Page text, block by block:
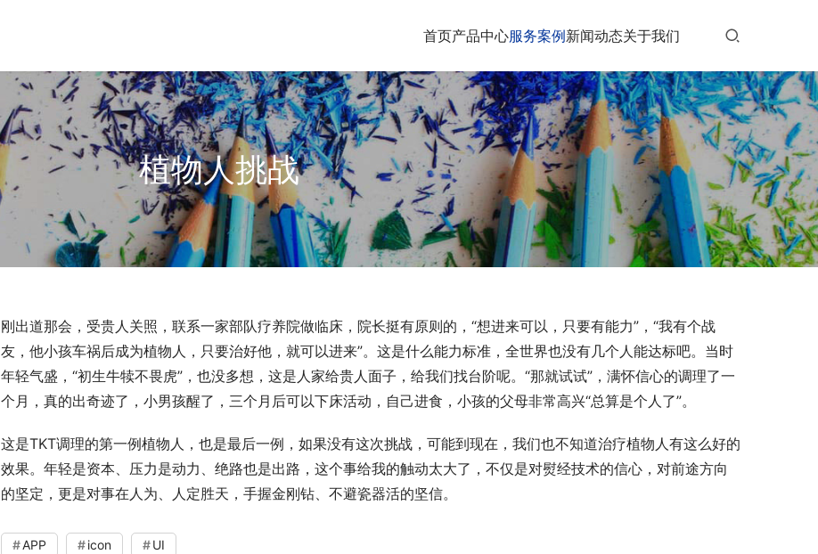
首页产品中心服务案例新闻动态关于我们
植物人挑战
刚出道那会，受贵人关照，联系一家部队疗养院做临床，院长挺有原则的，“想进来可以，只要有能力”，“我有个战
友，他小孩车祸后成为植物人，只要治好他，就可以进来”。这是什么能力标准，全世界也没有几个人能达标吧。当时
年轻气盛，“初生牛犊不畏虎”，也没多想，这是人家给贵人面子，给我们找台阶呢。“那就试试”，满怀信心的调理了一
个月，真的出奇迹了，小男孩醒了，三个月后可以下床活动，自己进食，小孩的父母非常高兴“总算是个人了”。
这是TKT调理的第一例植物人，也是最后一例，如果没有这次挑战，可能到现在，我们也不知道治疗植物人有这么好的
效果。年轻是资本、压力是动力、绝路也是出路，这个事给我的触动太大了，不仅是对熨经技术的信心，对前途方向
的坚定，更是对事在人为、人定胜天，手握金刚钻、不避瓷器活的坚信。
APP icon UI